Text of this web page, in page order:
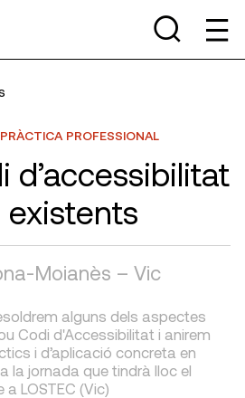
PRÀCTICA PROFESSIONAL
d’accessibilitat
Moianès – Vic
alguns dels aspectes
Codi d'Accessibilitat i anirem
i d’aplicació concreta en
la jornada que tindrà lloc el
LOSTEC (Vic)